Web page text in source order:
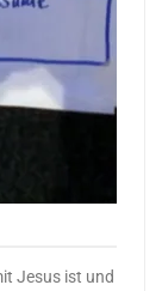
Jesus ist und